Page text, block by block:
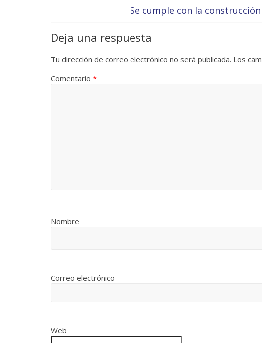
Se cumple con la
Deja una respuesta
Tu dirección de correo electrónico no será publicada. Los
Comentario *
Nombre
Correo electrónico
Web